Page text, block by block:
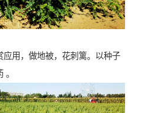
应用，做地被，花刺篱。以种子
。